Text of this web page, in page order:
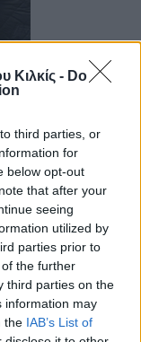
Κιλκίς - Do
third parties, or
for
below opt-out
that after your
seeing
utilized by
parties prior to
the further
third parties on the
information may
the IAB’s List of